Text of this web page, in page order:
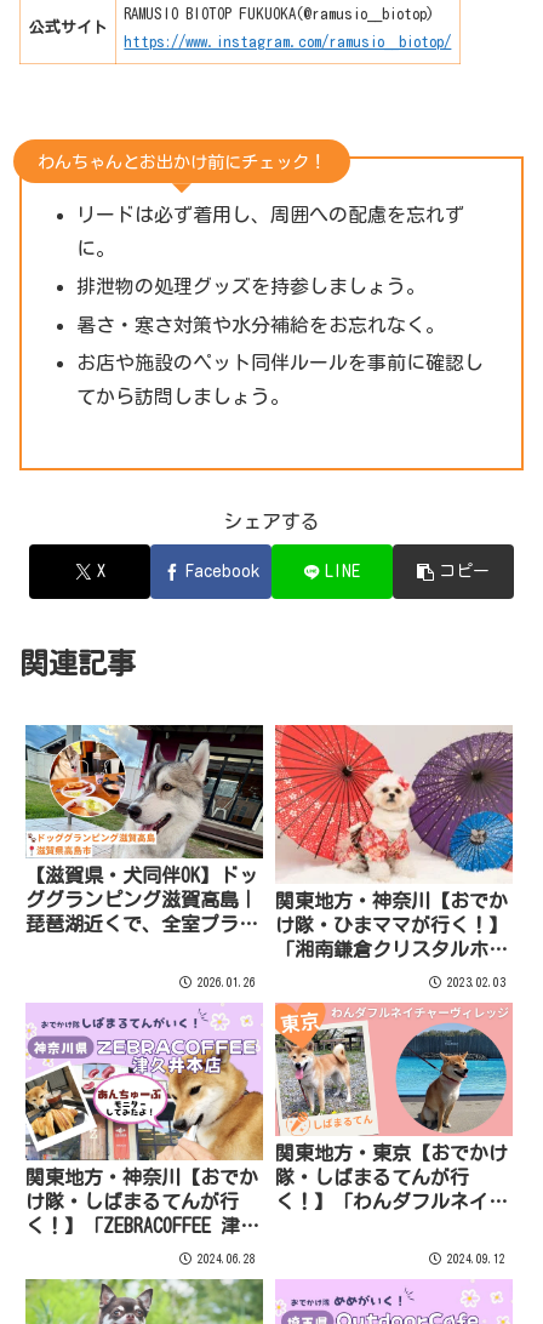
公式サイト
RAMUSIO BIOTOP FUKUOKA(@ramusio__biotop)
https://www.instagram.com/ramusio__biotop/
わんちゃんとお出かけ前にチェック！
リードは必ず着用し、周囲への配慮を忘れず
に。
排泄物の処理グッズを持参しましょう。
暑さ・寒さ対策や水分補給をお忘れなく。
お店や施設のペット同伴ルールを事前に確認し
てから訪問しましょう。
シェアする
X Facebook LINE コピー
関連記事
【滋賀県・犬同伴OK】ドッ
ググランピング滋賀高島｜
琵琶湖近くで、全室プライ
犬専用グランピング！2026.01.26
関東地方・神奈川【おでか
け隊・ひまママが行く！】
「湘南鎌倉クリスタルホテ
2023.02.03
関東地方・神奈川【おでか
け隊・しばまるてんが行
く！】「ZEBRACOFFEE 津久
井本店」をご紹介！2024.06.28
関東地方・東京【おでかけ
隊・しばまるてんが行
く！】「わんダフルネイチ
2024.09.12